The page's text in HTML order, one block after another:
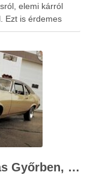
elemi kárról
Ezt is érdemes
előtt. A
Készpénzes autófelvásárlás Győrben, Sopronban és Szombathelyen